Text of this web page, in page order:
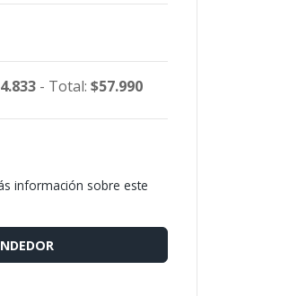
- Total: $57.990
información sobre este